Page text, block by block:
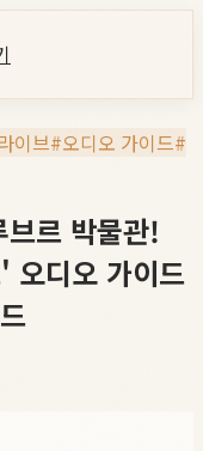
이브#오디오 가이드#
르 박물관!
오디오 가이드